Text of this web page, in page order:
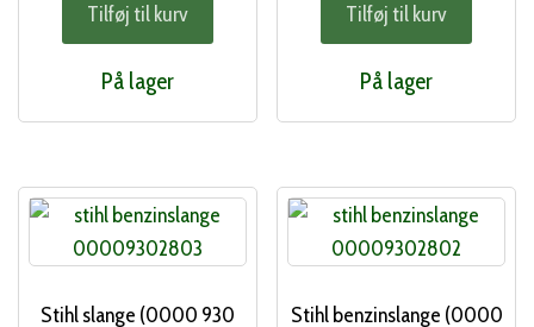
Tilføj til kurv
På lager
Tilføj til kurv
På lager
Stihl slange (0000 930 Stihl benzinslange (0000